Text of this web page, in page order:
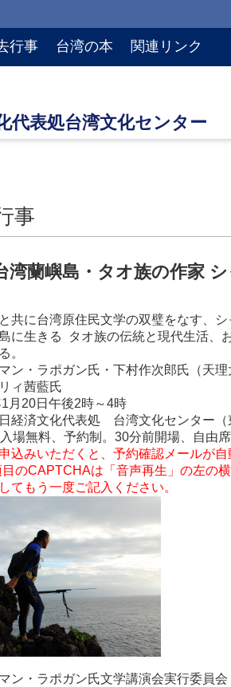
行事 台湾の本 関連リンク
事
湾蘭嶼島・タオ族の作家
共に台湾原住民文学の双璧をなす、
に生きる
タオ族の伝統と現代生活、
。
ン・ラポガン氏・下村作次郎氏（天理
ィ茜藍氏
月20日午後2時～4時
経済文化代表処 台湾文化センター（
場無料、予約制。 30分前開場、自由
込みいただくと、予約確認メールが
目のCAPTCHAは 「音声再生」の左の
てもう一度ご記入ください。
ン・ラポガン氏文学講演会実行委員会